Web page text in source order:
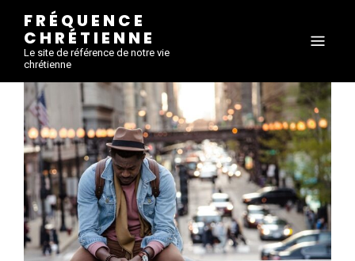
FRÉQUENCE
CHRÉTIENNE
Le site de référence de notre vie
chrétienne